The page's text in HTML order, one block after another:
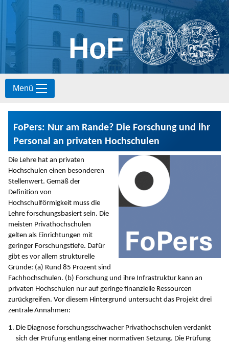
HoF
Menü
FoPers: Nur am Rande? Die Forschung und ihr
Personal an privaten Hochschulen
Die Lehre hat an privaten
Hochschulen einen besonderen
Stellenwert. Gemäß der
Definition von
Hochschulförmigkeit muss die
Lehre forschungsbasiert sein. Die
meisten Privathochschulen
gelten als Einrichtungen mit
geringer Forschungstiefe. Dafür
gibt es vor allem strukturelle
Gründe: (a) Rund 85 Prozent sind
Fachhochschulen. (b) Forschung und ihre Infrastruktur kann an
privaten Hochschulen nur auf geringe finanzielle Ressourcen
zurückgreifen. Vor diesem Hintergrund untersucht das Projekt drei
zentrale Annahmen:
Die Diagnose forschungsschwacher Privathochschulen verdankt
sich der Prüfung entlang einer normativen Setzung. Die Prüfung